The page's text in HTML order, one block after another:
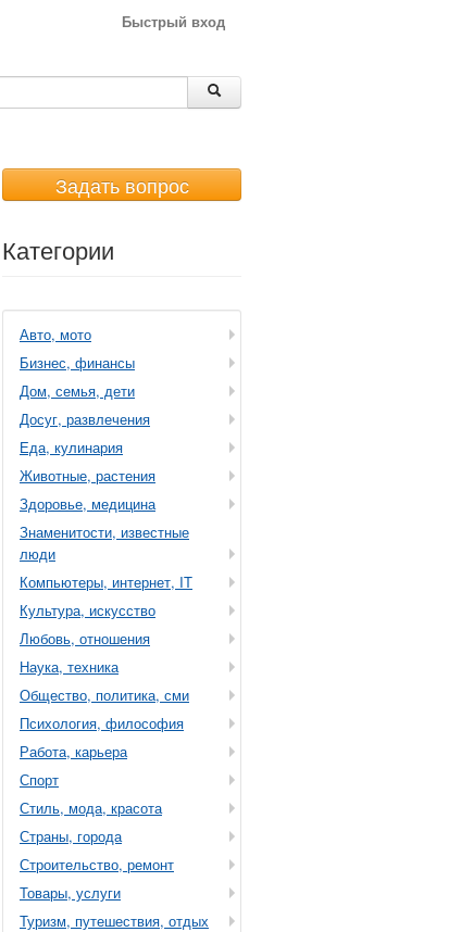
Быстрый вход
Задать вопрос
Категории
Авто, мото
Бизнес, финансы
Дом, семья, дети
Досуг, развлечения
Еда, кулинария
Животные, растения
Здоровье, медицина
Знаменитости, известные
люди
Компьютеры, интернет, IT
Культура, искусство
Любовь, отношения
Наука, техника
Общество, политика, сми
Психология, философия
Работа, карьера
Спорт
Стиль, мода, красота
Страны, города
Строительство, ремонт
Товары, услуги
Туризм, путешествия, отдых